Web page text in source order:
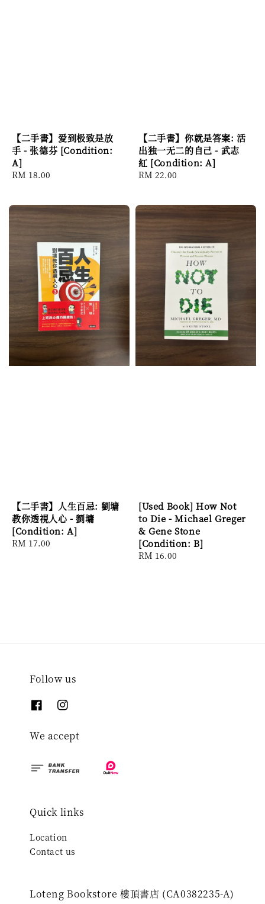
【二手書】爱到极致是放
手 - 张德芬 [Condition:
A]
Regular
RM 18.00
【二手書】你就是答案: 活
出独一无二的自己 - 武志
紅 [Condition: A]
Regular
RM 22.00
【二手書】人生百忌: 劉墉
教你透視人心 - 劉墉
[Condition: A]
Regular
RM 17.00
[Used Book] How Not
to Die - Michael Greger
& Gene Stone
[Condition: B]
Regular
RM 16.00
Follow us
We accept
Quick links
Location
Contact us
Loteng Bookstore 樓頂書店 (CA0382235-A)